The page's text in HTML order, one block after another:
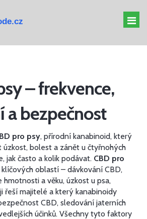
– frekvence,
a bezpečnost
pro psy, přírodní kanabinoid, který
bolest a zánět u čtyřnohých
jak často a kolik podávat. CBD pro
klíčových oblastí – dávkování CBD,
hmotnosti a věku, úzkost u psa,
řeší majitelé a který kanabinoidy
CBD, sledování jaterních
účinků. Všechny tyto faktory